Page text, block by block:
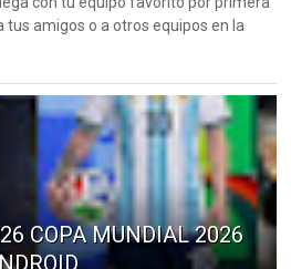
amigos o a otros equipos en la
COPA MUNDIAL 2026